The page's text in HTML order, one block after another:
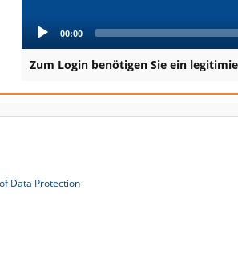
00:00
Zum Login benötigen Sie ein
Data Protection